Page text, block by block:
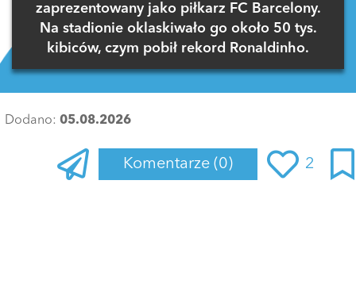
zaprezentowany jako piłkarz FC Barcelony.
Na stadionie oklaskiwało go około 50 tys.
kibiców, czym pobił rekord Ronaldinho.
Dodano: 05.08.2026
Komentarze (0) 2